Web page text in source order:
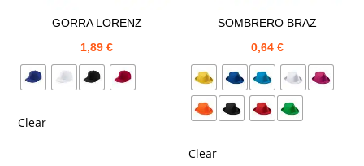
GORRA LORENZ
1,89€
Clear
SOMBRERO BRAZ
0,64 €
Clear